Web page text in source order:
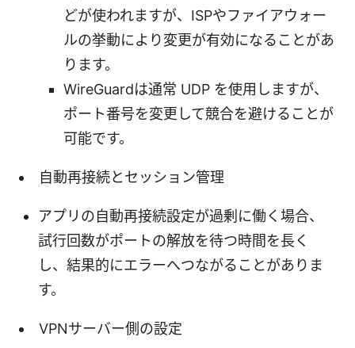
どが使われますが、ISPやファイアウォー
ルの挙動により変更が有効になることがあ
ります。
WireGuardは通常 UDP を使用しますが、
ポート番号を変更して競合を避けることが
可能です。
自動再接続とセッション管理
アプリの自動再接続設定が過剰に働く場合、
試行回数がポートの解放を待つ時間を長く
し、結果的にエラーへつながることがありま
す。
VPNサーバー側の設定